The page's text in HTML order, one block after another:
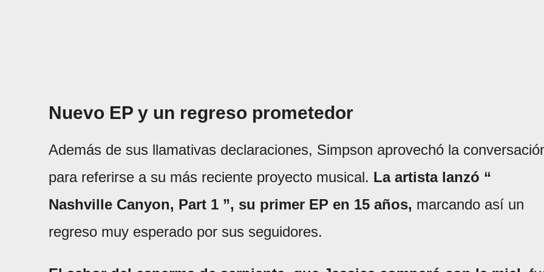
Nuevo EP y un regreso prometedor
Además de sus llamativas declaraciones, Simpson aprovechó la
para referirse a su más reciente proyecto musical. La artista lanzó “
Nashville Canyon, Part 1 ”, su primer EP en 15 años, marcando así un
regreso muy esperado por sus seguidores.